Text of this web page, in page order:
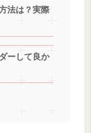
法は？実際
ーして良か